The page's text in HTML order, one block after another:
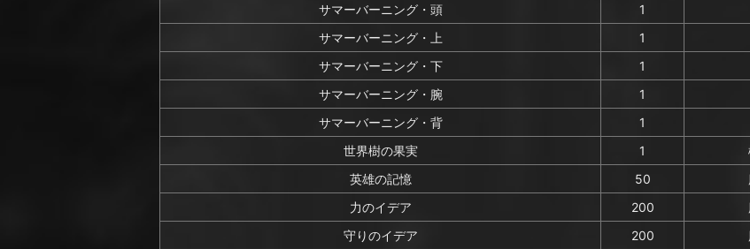
サマーバーニング・頭
1
サマーバーニング・上
1
サマーバーニング・下
1
サマーバーニング・腕
1
サマーバーニング・背
1
世界樹の果実
1
英雄の記憶
50
力のイデア
200
守りのイデア
200